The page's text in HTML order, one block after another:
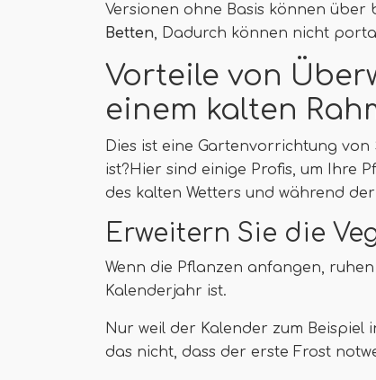
Versionen ohne Basis können
Betten, Dadurch können nicht
Vorteile von
einem kalten
Dies ist eine Gartenvorrichtung von
ist?Hier sind einige Profis, um Ihre
des kalten Wetters und während
Erweitern Sie die
Wenn die Pflanzen anfangen,
Kalenderjahr ist.
Nur weil der Kalender zum
das nicht, dass der erste Frost